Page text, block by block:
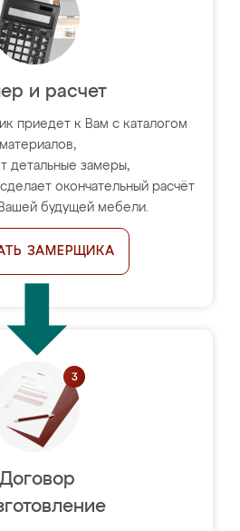
и расчет
приедет к Вам с каталогом
материалов,
детальные замеры,
окончательный расчёт
будущей мебели.
ЗАМЕРЩИКА
Договор